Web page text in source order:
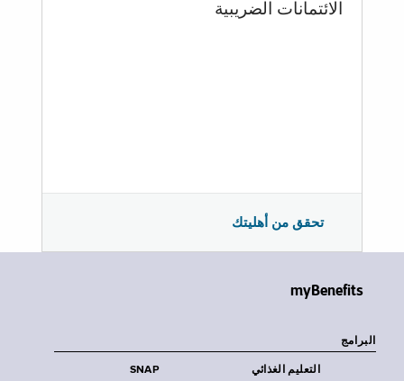
الائتمانات الضريبية
تحقق من أهليتك
myBenefits
البرامج
SNAP التعليم الغذائي